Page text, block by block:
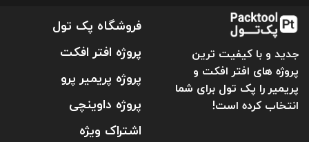
جدید و با کیفیت ترین
پروژه های افتر افکت و
پریمیر را پک تول برای شما
انتخاب کرده است!
فروشگاه پک تول
پروژه افتر افکت
پروژه پریمیر پرو
پروژه داوینچی
اشتراک ویژه